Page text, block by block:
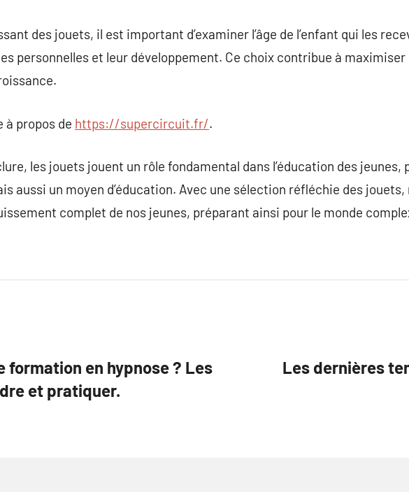
des jouets, il est important d’examiner l’âge de l’enfant qui les
personnelles et leur développement. Ce choix contribue à
à propos de https://supercircuit.fr/.
les jouets jouent un rôle fondamental dans l’éducation des jeunes,
aussi un moyen d’éducation. Avec une sélection réfléchie des
complet de nos jeunes, préparant ainsi pour le monde
formation en hypnose ? Les
et pratiquer.
Les dernières